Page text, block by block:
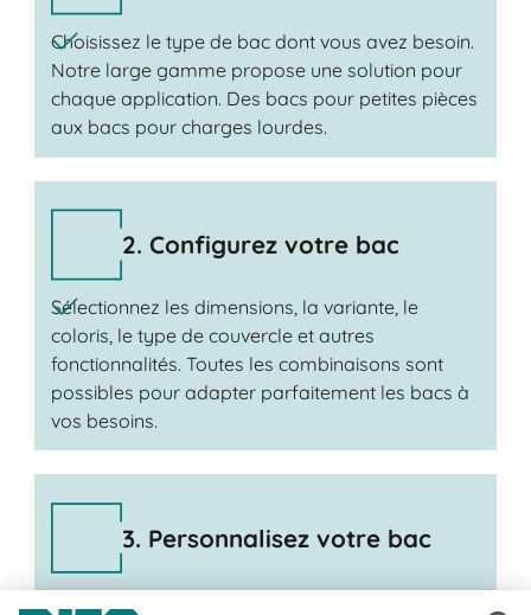
Choisissez le type de bac dont vous avez besoin.
Notre large gamme propose une solution pour
chaque application. Des bacs pour petites pièces
aux bacs pour charges lourdes.
2. Configurez votre bac
Sélectionnez les dimensions, la variante, le
coloris, le type de couvercle et autres
fonctionnalités. Toutes les combinaisons sont
possibles pour adapter parfaitement les bacs à
vos besoins.
3. Personnalisez votre bac